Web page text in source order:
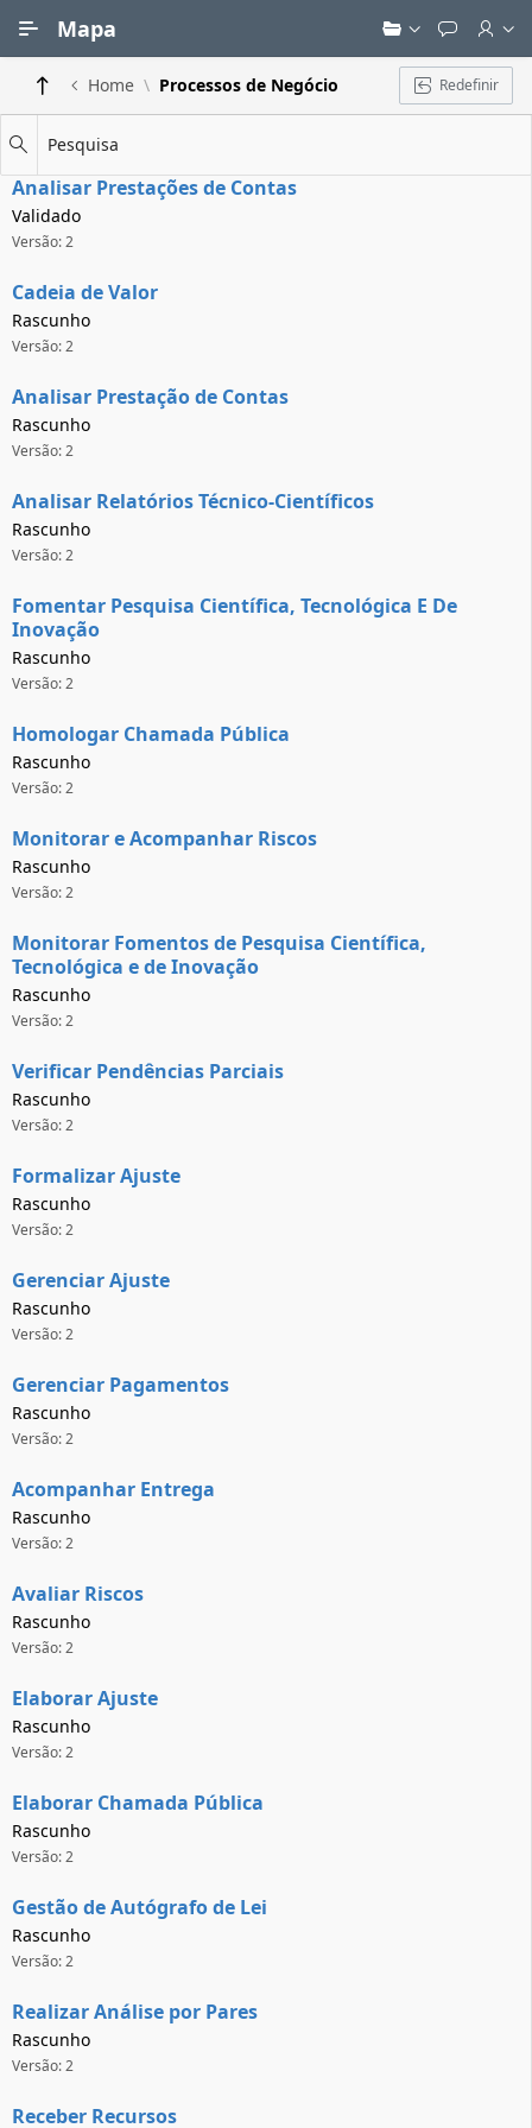
Mapa
Home Processos de Negócio Redefinir
Pesquisa
Analisar Prestações de Contas
Validado
Versão: 2
Cadeia de Valor
Rascunho
Versão: 2
Analisar Prestação de Contas
Rascunho
Versão: 2
Analisar Relatórios Técnico-Científicos
Rascunho
Versão: 2
Fomentar Pesquisa Científica, Tecnológica E De
Inovação
Rascunho
Versão: 2
Homologar Chamada Pública
Rascunho
Versão: 2
Monitorar e Acompanhar Riscos
Rascunho
Versão: 2
Monitorar Fomentos de Pesquisa Científica,
Tecnológica e de Inovação
Rascunho
Versão: 2
Verificar Pendências Parciais
Rascunho
Versão: 2
Formalizar Ajuste
Rascunho
Versão: 2
Gerenciar Ajuste
Rascunho
Versão: 2
Gerenciar Pagamentos
Rascunho
Versão: 2
Acompanhar Entrega
Rascunho
Versão: 2
Avaliar Riscos
Rascunho
Versão: 2
Elaborar Ajuste
Rascunho
Versão: 2
Elaborar Chamada Pública
Rascunho
Versão: 2
Gestão de Autógrafo de Lei
Rascunho
Versão: 2
Realizar Análise por Pares
Rascunho
Versão: 2
Receber Recursos